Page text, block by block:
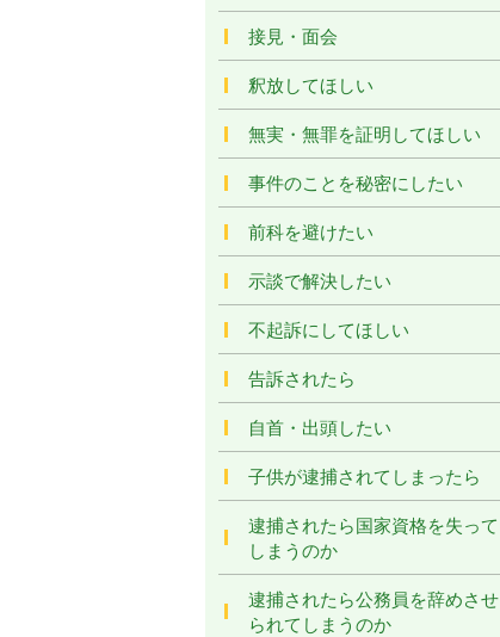
接見・面会
釈放してほしい
無実・無罪を証明してほしい
事件のことを秘密にしたい
前科を避けたい
示談で解決したい
不起訴にしてほしい
告訴されたら
自首・出頭したい
子供が逮捕されてしまったら
逮捕されたら国家資格を失って
しまうのか
逮捕されたら公務員を辞めさせ
られてしまうのか